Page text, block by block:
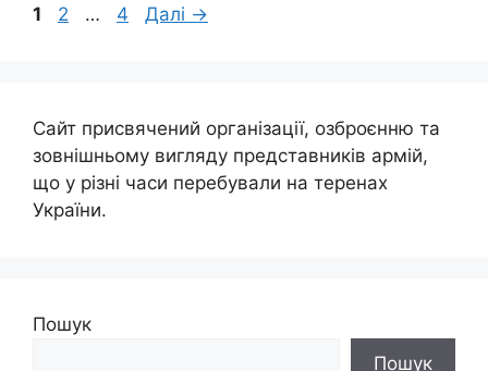
Сторінка
1 Сторінка
2 … Сторінка
4 Далі →
Сайт присвячений організації, озброєнню та
зовнішньому вигляду представників армій,
що у різні часи перебували на теренах
України.
Пошук
Пошук